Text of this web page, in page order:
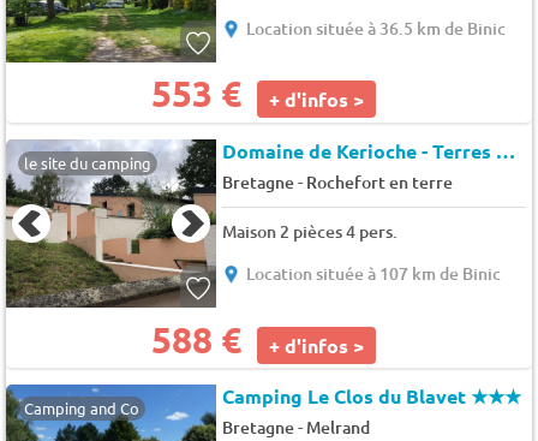
Location située à 36.5 km de Binic
553 € + d'infos >
le site du camping Domaine de Kerioche - Terres de France
Bretagne- Rochefort en terre
Maison 2 pièces 4 pers.
Location située à 107 km de Binic
588 € + d'infos >
Camping and Co Camping Le Clos du Blavet★★★
Bretagne- Melrand